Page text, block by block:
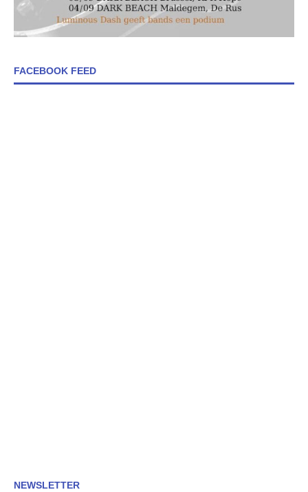
FACEBOOK FEED
NEWSLETTER